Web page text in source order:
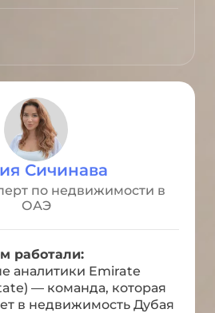
Сичинава
по недвижимости в
ОАЭ
работали:
аналитики Emirate
— команда, которая
в недвижимость Дубая